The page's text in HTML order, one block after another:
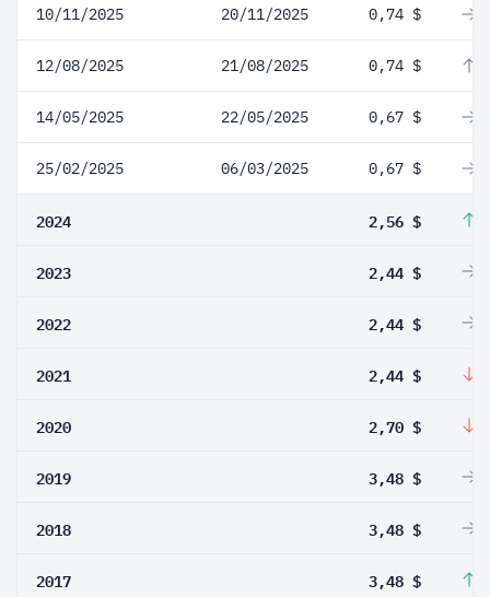
10/11/2025 20/11/2025 0,74 $
12/08/2025 21/08/2025 0,74 $
14/05/2025 22/05/2025 0,67 $
25/02/2025 06/03/2025 0,67 $
2024 2,56 $
2023 2,44 $
2022 2,44 $
2021 2,44 $
2020 2,70 $
2019 3,48 $
2018 3,48 $
2017 3,48 $